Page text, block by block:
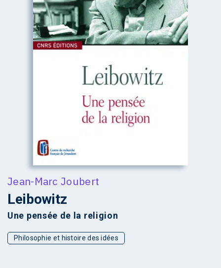
Jean-Marc Joubert
Leibowitz
Une pensée de la religion
Philosophie et histoire des idées